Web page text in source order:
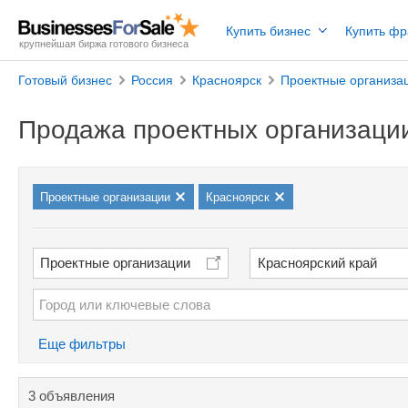
крупнейшая биржа готового бизнеса
Купить бизнес Купить
Готовый бизнес Россия Красноярск Проектные
Продажа проектных
Проектные организации Красноярск
Проектные организации Красноярский край
Еще фильтры
3 объявления